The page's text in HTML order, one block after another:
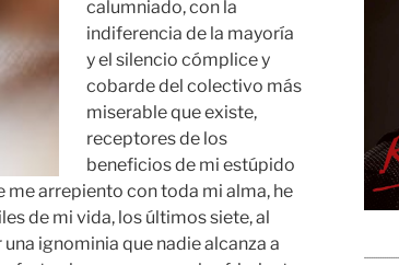
calumniado, con la
indiferencia de la mayoría
y el silencio cómplice y
cobarde del colectivo más
miserable que existe,
receptores de los
beneficios de mi estúpido
arrepiento con toda mi alma, he
de mi vida, los últimos siete, al
ignominia que nadie alcanza a